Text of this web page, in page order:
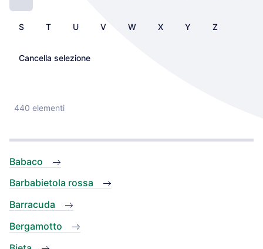
S T U V W X Y Z
Cancella selezione
440 elementi
Babaco
Barbabietola rossa
Barracuda
Bergamotto